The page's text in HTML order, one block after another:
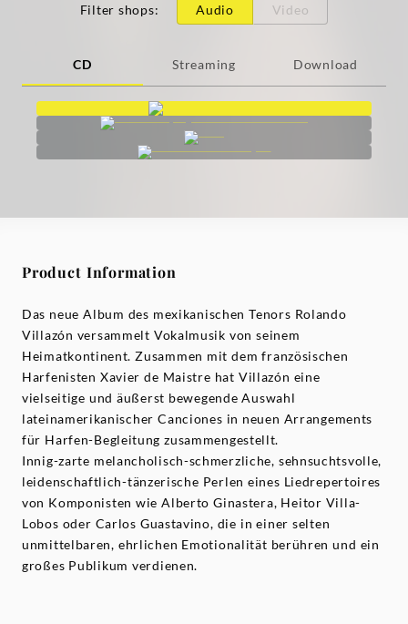
Filter shops: Audio Video
CD Streaming Download
Product Information
Das neue Album des mexikanischen Tenors Rolando
Villazón versammelt Vokalmusik von seinem
Heimatkontinent. Zusammen mit dem französischen
Harfenisten Xavier de Maistre hat Villazón eine
vielseitige und äußerst bewegende Auswahl
lateinamerikanischer Canciones in neuen Arrangements
für Harfen-Begleitung zusammengestellt.
Innig-zarte melancholisch-schmerzliche, sehnsuchtsvolle,
leidenschaftlich-tänzerische Perlen eines Liedrepertoires
von Komponisten wie Alberto Ginastera, Heitor Villa-
Lobos oder Carlos Guastavino, die in einer selten
unmittelbaren, ehrlichen Emotionalität berühren und ein
großes Publikum verdienen.